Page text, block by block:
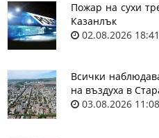
Пожар на сухи
Казанлък
02.08.2026 18:41
Всички
на въздуха в
03.08.2026 11:08